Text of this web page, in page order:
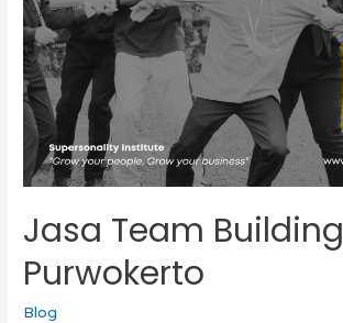
Jasa Team Building
Purwokerto
Blog